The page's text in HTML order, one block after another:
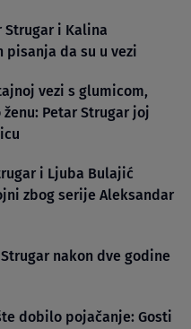
Strugar i Kalina
pisanja da su u vezi
vezi s glumicom,
Petar Strugar joj
i Ljuba Bulajić
zbog serije Aleksandar
nakon dve godine
dobilo pojačanje: Gosti